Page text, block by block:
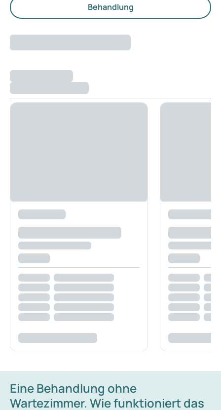
Behandlung
Eine Behandlung ohne
Wartezimmer. Wie funktioniert das